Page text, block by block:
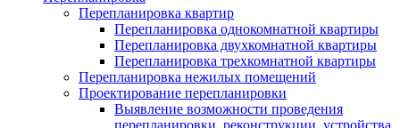
Перепланировка квартир
Перепланировка однокомнатной квартиры
Перепланировка двухкомнатной квартиры
Перепланировка трехкомнатной квартиры
Перепланировка нежилых помещений
Проектирование перепланировки
Выявление возможности проведения
перепланировки, реконструкции, устройства